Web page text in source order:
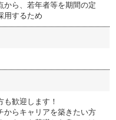
から、若年者等を期間の定
用するため
歓迎します！
らキャリアを築きたい方